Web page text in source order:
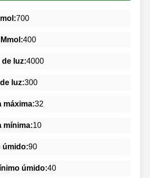
700
400
de luz:4000
luz:300
máxima:32
mínima:10
úmido:90
úmido:40